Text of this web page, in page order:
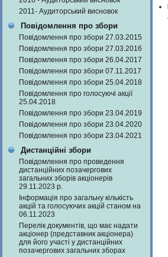
2011- Аудиторський висновок
Повідомлення про збори
Повідомлення про збори 27.03.2015
Повідомлення про збори 27.03.2016
Повідомлення про збори 26.04.2017
Повідомлення про збори 07.11.2017
Повідомлення про збори 25.04.2018
Повідомлення про голосуючі акції
25.04.2018
Повідомлення про збори 23.04.2019
Повідомлення про збори 23.04.2020
Повідомлення про збори 23.04.2021
Дистанційні збори
Повідомлення про проведення
дистанційних позачергових
загальних зборів акціонерів
29.11.2023 р.
Інформація про загальну кількість
акцій та голосуючих акцій станом на
06.11.2023
Перелік документів, що має надати
акціонер (представник акціонера)
для його участі у дистанційних
позачергових загальних зборах